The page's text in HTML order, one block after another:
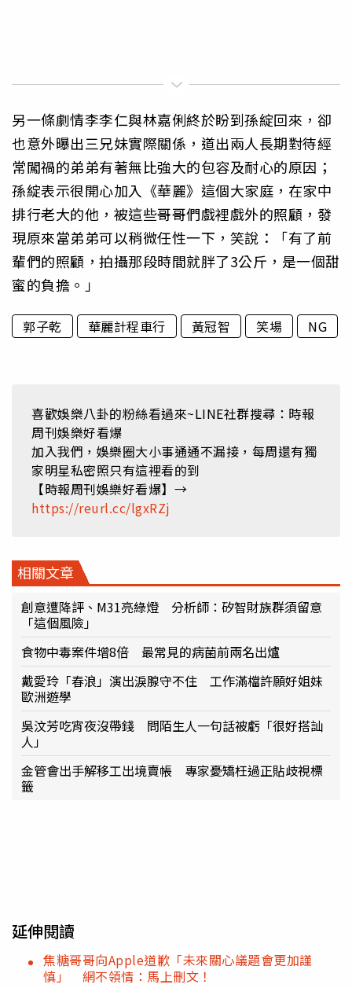
另一條劇情李李仁與林嘉俐終於盼到孫綻回來，卻
也意外曝出三兄妹實際關係，道出兩人長期對待經
常闖禍的弟弟有著無比強大的包容及耐心的原因；
孫綻表示很開心加入《華麗》這個大家庭，在家中
排行老大的他，被這些哥哥們戲裡戲外的照顧，發
現原來當弟弟可以稍微任性一下，笑說：「有了前
輩們的照顧，拍攝那段時間就胖了3公斤，是一個甜
蜜的負擔。」
郭子乾 華麗計程車行 黃冠智 笑場 NG
喜歡娛樂八卦的粉絲看過來~LINE社群搜尋：時報
周刊娛樂好看爆
加入我們，娛樂圈大小事通通不漏接，每周還有獨
家明星私密照只有這裡看的到
【時報周刊娛樂好看爆】→
https://reurl.cc/lgxRZj
相關文章
創意遭降評、M31亮綠燈 分析師：矽智財族群須留意
「這個風險」
食物中毒案件增8倍 最常見的病菌前兩名出爐
戴愛玲「春浪」演出淚腺守不住 工作滿檔許願好姐妹
歐洲遊學
吳汶芳吃宵夜沒帶錢 問陌生人一句話被虧「很好搭訕
人」
金管會出手解移工出境賣帳 專家憂矯枉過正貼歧視標
籤
延伸閱讀
焦糖哥哥向Apple道歉「未來關心議題會更加謹
慎」 網不領情：馬上刪文！